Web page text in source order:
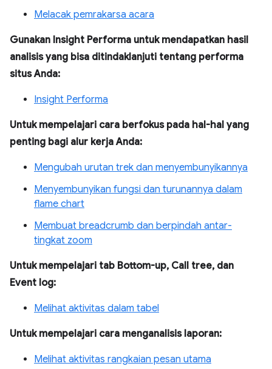
Melacak pemrakarsa acara
Gunakan Insight Performa untuk mendapatkan hasil
analisis yang bisa ditindaklanjuti tentang performa
situs Anda:
Insight Performa
Untuk mempelajari cara berfokus pada hal-hal yang
penting bagi alur kerja Anda:
Mengubah urutan trek dan menyembunyikannya
Menyembunyikan fungsi dan turunannya dalam
flame chart
Membuat breadcrumb dan berpindah antar-
tingkat zoom
Untuk mempelajari tab Bottom-up, Call tree, dan
Event log:
Melihat aktivitas dalam tabel
Untuk mempelajari cara menganalisis laporan:
Melihat aktivitas rangkaian pesan utama